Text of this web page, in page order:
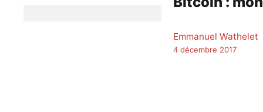
Emmanuel Wathelet
4 décembre 2017